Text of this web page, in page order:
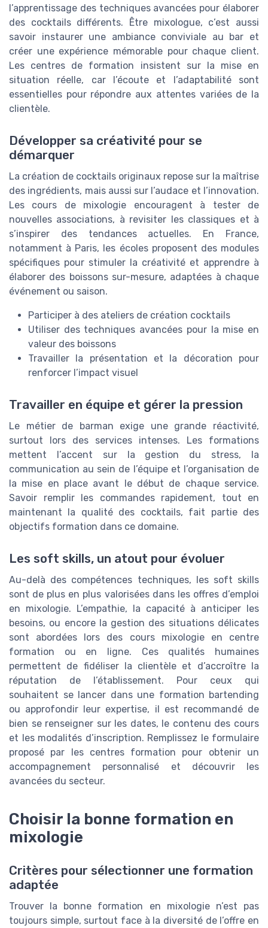
l’apprentissage des techniques avancées pour élaborer
des cocktails différents. Être mixologue, c’est aussi
savoir instaurer une ambiance conviviale au bar et
créer une expérience mémorable pour chaque client.
Les centres de formation insistent sur la mise en
situation réelle, car l’écoute et l’adaptabilité sont
essentielles pour répondre aux attentes variées de la
clientèle.
Développer sa créativité pour se
démarquer
La création de cocktails originaux repose sur la maîtrise
des ingrédients, mais aussi sur l’audace et l’innovation.
Les cours de mixologie encouragent à tester de
nouvelles associations, à revisiter les classiques et à
s’inspirer des tendances actuelles. En France,
notamment à Paris, les écoles proposent des modules
spécifiques pour stimuler la créativité et apprendre à
élaborer des boissons sur-mesure, adaptées à chaque
événement ou saison.
Participer à des ateliers de création cocktails
Utiliser des techniques avancées pour la mise en
valeur des boissons
Travailler la présentation et la décoration pour
renforcer l’impact visuel
Travailler en équipe et gérer la pression
Le métier de barman exige une grande réactivité,
surtout lors des services intenses. Les formations
mettent l’accent sur la gestion du stress, la
communication au sein de l’équipe et l’organisation de
la mise en place avant le début de chaque service.
Savoir remplir les commandes rapidement, tout en
maintenant la qualité des cocktails, fait partie des
objectifs formation dans ce domaine.
Les soft skills, un atout pour évoluer
Au-delà des compétences techniques, les soft skills
sont de plus en plus valorisées dans les offres d’emploi
en mixologie. L’empathie, la capacité à anticiper les
besoins, ou encore la gestion des situations délicates
sont abordées lors des cours mixologie en centre
formation ou en ligne. Ces qualités humaines
permettent de fidéliser la clientèle et d’accroître la
réputation de l’établissement. Pour ceux qui
souhaitent se lancer dans une formation bartending
ou approfondir leur expertise, il est recommandé de
bien se renseigner sur les dates, le contenu des cours
et les modalités d’inscription. Remplissez le formulaire
proposé par les centres formation pour obtenir un
accompagnement personnalisé et découvrir les
avancées du secteur.
Choisir la bonne formation en
mixologie
Critères pour sélectionner une formation
adaptée
Trouver la bonne formation en mixologie n’est pas
toujours simple, surtout face à la diversité de l’offre en